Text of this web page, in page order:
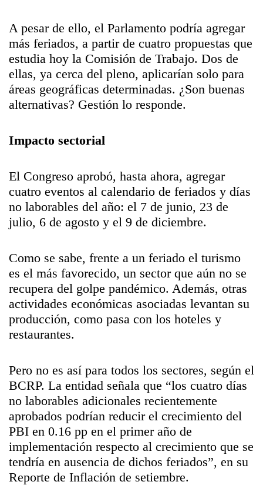
A pesar de ello, el Parlamento podría agregar
más feriados, a partir de cuatro propuestas que
estudia hoy la Comisión de Trabajo. Dos de
ellas, ya cerca del pleno, aplicarían solo para
áreas geográficas determinadas. ¿Son buenas
alternativas? Gestión lo responde.
Impacto sectorial
El Congreso aprobó, hasta ahora, agregar
cuatro eventos al calendario de feriados y días
no laborables del año: el 7 de junio, 23 de
julio, 6 de agosto y el 9 de diciembre.
Como se sabe, frente a un feriado el turismo
es el más favorecido, un sector que aún no se
recupera del golpe pandémico. Además, otras
actividades económicas asociadas levantan su
producción, como pasa con los hoteles y
restaurantes.
Pero no es así para todos los sectores, según el
BCRP. La entidad señala que “los cuatro días
no laborables adicionales recientemente
aprobados podrían reducir el crecimiento del
PBI en 0.16 pp en el primer año de
implementación respecto al crecimiento que se
tendría en ausencia de dichos feriados”, en su
Reporte de Inflación de setiembre.